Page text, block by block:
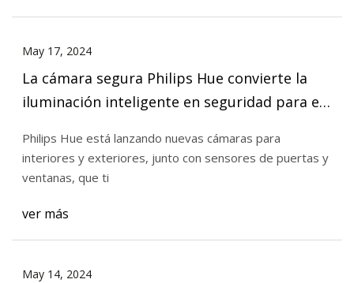
May 17, 2024
La cámara segura Philips Hue convierte la
iluminación inteligente en seguridad para el
Philips Hue está lanzando nuevas cámaras para
interiores y exteriores, junto con sensores de puertas y
ventanas, que ti
ver más
May 14, 2024